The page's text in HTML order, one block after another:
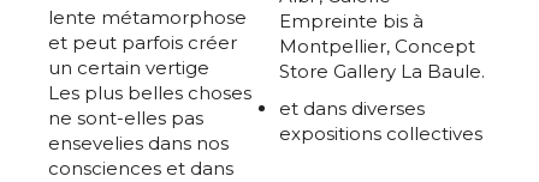
lente métamorphose
et peut parfois créer
un certain vertige
Les plus belles choses
ne sont-elles pas
ensevelies dans nos
consciences et dans
Empreinte bis à
Montpellier, Concept
Store Gallery La Baule.
et dans diverses
expositions collectives